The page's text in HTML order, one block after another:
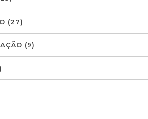
(27)
(9)